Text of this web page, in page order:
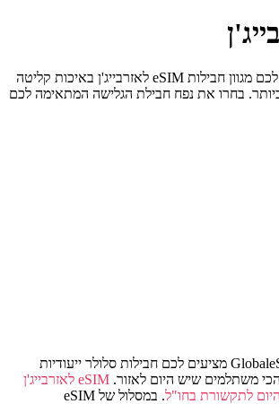
GlobaleSIM מציעים לכם מגוון חבילות eSIM לאזרבייג'ן באיכות קליטה
בחרו את נפח חבילת הגלישה המתאימה לכם
טסים לאזרבייג'ן? GlobaleSIM מציעים לכם חבילות סלולר ייעודיות
הכי משתלמים שיש היום לאזור.
eSIM לאזרבייג'ן
לתקשורת בחו"ל
. במסלול של eSIM